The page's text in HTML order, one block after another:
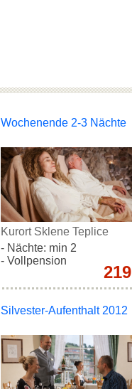
Wochenende 2-3 Nächte
Kurort Sklene Teplice
- Nächte: min 2
- Vollpension
219
Silvester-Aufenthalt 2012